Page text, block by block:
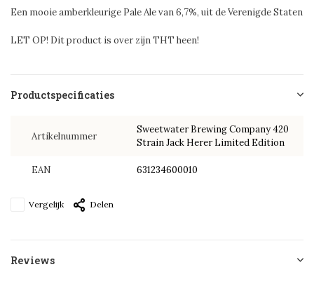
Een mooie amberkleurige Pale Ale van 6,7%, uit de Verenigde Staten
LET OP! Dit product is over zijn THT heen!
Productspecificaties
Artikelnummer
Sweetwater Brewing Company 420
Strain Jack Herer Limited Edition
EAN 631234600010
Vergelijk Delen
Reviews